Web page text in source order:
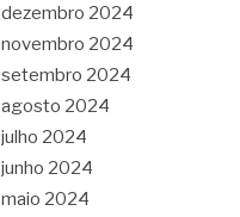
dezembro 2024
novembro 2024
setembro 2024
agosto 2024
julho 2024
junho 2024
maio 2024